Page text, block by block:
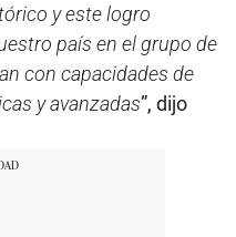
y este logro
país en el grupo de
con capacidades de
y avanzadas”, dijo